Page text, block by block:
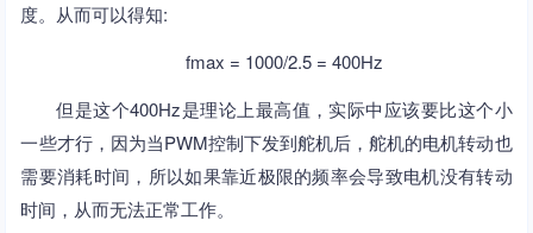
度。从而可以得知:
fmax = 1000/2.5 = 400Hz
但是这个400Hz是理论上最高值，实际中应该要比这个小
一些才行，因为当PWM控制下发到舵机后，舵机的电机转动也
需要消耗时间，所以如果靠近极限的频率会导致电机没有转动
时间，从而无法正常工作。